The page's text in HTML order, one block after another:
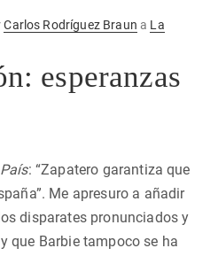
Carlos Rodríguez Braun a La
esperanzas
: “Zapatero garantiza que
Me apresuro a añadir
disparates pronunciados y
que Barbie tampoco se ha